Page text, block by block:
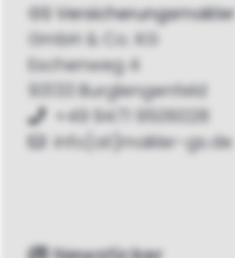
GS Versicherungsmakler
GmbH & Co. KG
Eschenweg 4
93133 Burglengenfeld
+49 9471 9506028
info[at]makler-gs.de